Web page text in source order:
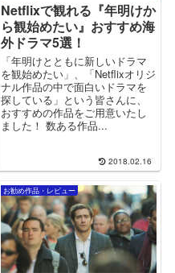
Netflixで観れる『年明けか
ら観始めたい』おすすめ海
外ドラマ5選！
「年明けとともに新しいドラマ
を観始めたい」、「Netflixオリジ
ナル作品の中で面白いドラマを
探している」という皆さんに、
おすすめの作品をご用意いたし
ました！ 数ある作品...
2018.02.16
お勧め作品・レビュー